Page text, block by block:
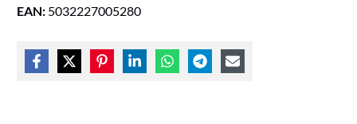
EAN: 5032227005280